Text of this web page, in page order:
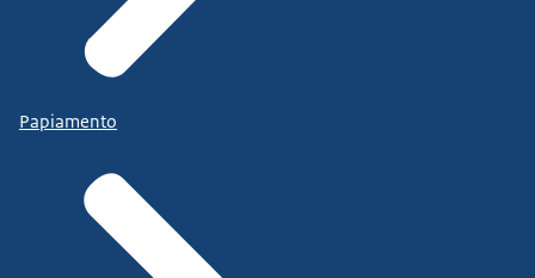
Papiamento